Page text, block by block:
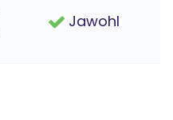
Jawohl